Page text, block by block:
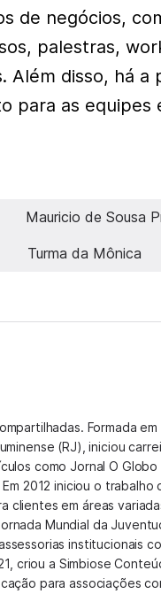
de negócios,
palestras,
Além disso, há a
para as equipes
Mauricio de Sousa
Turma da Mônica
Formada em
(RJ), iniciou
como Jornal O
2012 iniciou o
clientes em áreas
Mundial da
institucionais
criou a Simbiose
para associações